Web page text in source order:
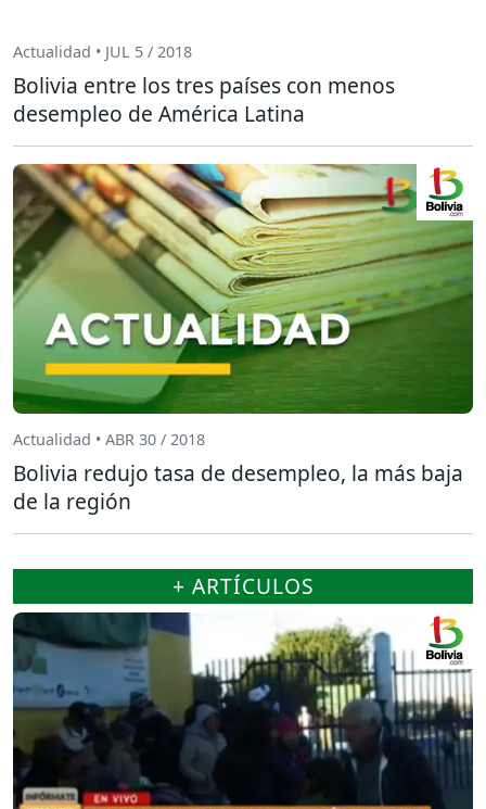
Actualidad • JUL 5 / 2018
Bolivia entre los tres países con menos
desempleo de América Latina
Actualidad • ABR 30 / 2018
Bolivia redujo tasa de desempleo, la más baja
de la región
+ ARTÍCULOS